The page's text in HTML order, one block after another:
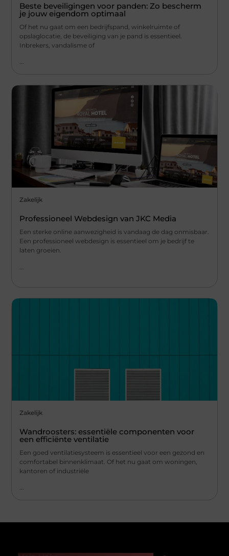
Beste beveiligingen voor panden: Zo bescherm
je jouw eigendom optimaal
Of het nu gaat om een bedrijfspand, winkelruimte of
opslaglocatie, de beveiliging van je pand is essentieel.
Inbrekers, vandalisme of
...
Zakelijk
Professioneel Webdesign van JKC Media
Een sterke online aanwezigheid is vandaag de dag onmisbaar.
Een professioneel webdesign is essentieel om je bedrijf te
laten groeien.
Zakelijk
Wandroosters: essentiële componenten voor
een efficiënte ventilatie
Een goed ventilatiesysteem is essentieel voor een gezond en
comfortabel binnenklimaat. Of het nu gaat om woningen,
kantoren of industriële
...